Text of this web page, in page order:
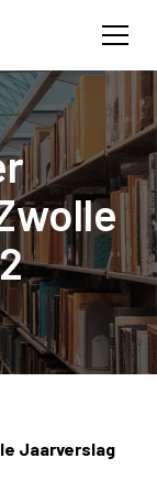
Jaarverslag